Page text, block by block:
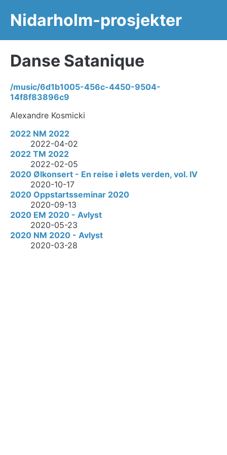
Nidarholm-prosjekter
Danse Satanique
/music/6d1b1005-456c-4450-9504-
14f8f83896c9
Alexandre Kosmicki
2022 NM 2022
2022-04-02
2022 TM 2022
2022-02-05
2020 Ølkonsert - En reise i ølets verden, vol. IV
2020-10-17
2020 Oppstartsseminar 2020
2020-09-13
2020 EM 2020 - Avlyst
2020-05-23
2020 NM 2020 - Avlyst
2020-03-28